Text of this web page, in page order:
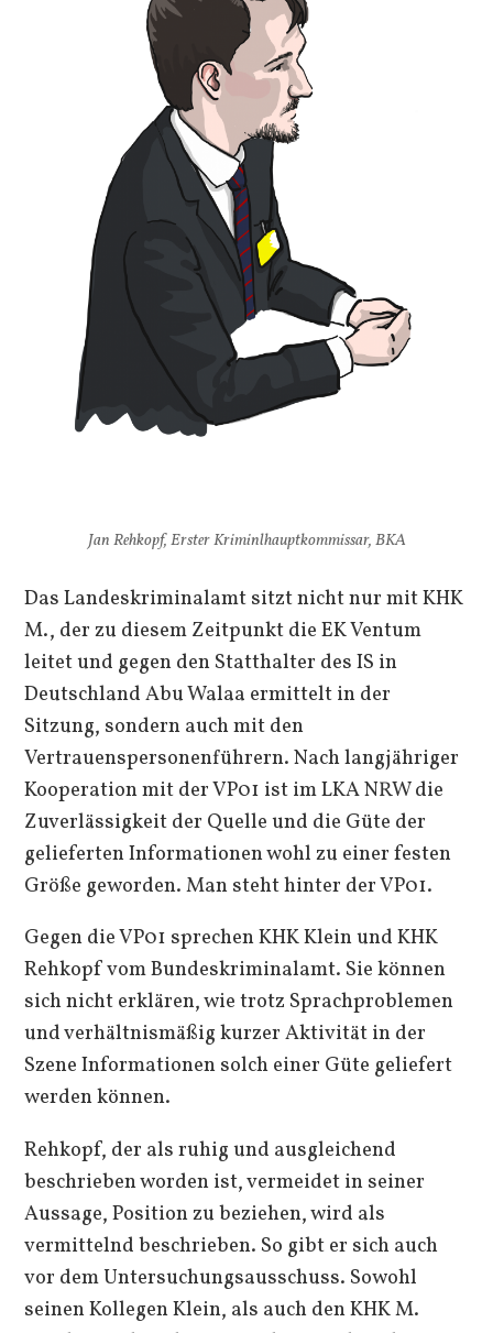
Jan Rehkopf, Erster Kriminlhauptkommissar, BKA
Das Landeskriminalamt sitzt nicht nur mit KHK
M., der zu diesem Zeitpunkt die EK Ventum
leitet und gegen den Statthalter des IS in
Deutschland Abu Walaa ermittelt in der
Sitzung, sondern auch mit den
Vertrauenspersonenführern. Nach langjähriger
Kooperation mit der VP01 ist im LKA NRW die
Zuverlässigkeit der Quelle und die Güte der
gelieferten Informationen wohl zu einer festen
Größe geworden. Man steht hinter der VP01.
Gegen die VP01 sprechen KHK Klein und KHK
Rehkopf vom Bundeskriminalamt. Sie können
sich nicht erklären, wie trotz Sprachproblemen
und verhältnismäßig kurzer Aktivität in der
Szene Informationen solch einer Güte geliefert
werden können.
Rehkopf, der als ruhig und ausgleichend
beschrieben worden ist, vermeidet in seiner
Aussage, Position zu beziehen, wird als
vermittelnd beschrieben. So gibt er sich auch
vor dem Untersuchungsausschuss. Sowohl
seinen Kollegen Klein, als auch den KHK M.